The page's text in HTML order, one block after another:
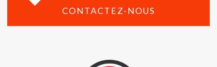
CONTACTEZ-NOUS